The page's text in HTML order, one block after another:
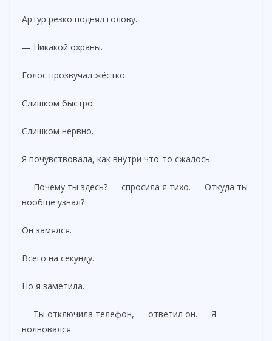
Артур резко поднял голову.
— Никакой охраны.
Голос прозвучал жёстко.
Слишком быстро.
Слишком нервно.
Я почувствовала, как внутри что-то сжалось.
— Почему ты здесь? — спросила я тихо. — Откуда ты
вообще узнал?
Он замялся.
Всего на секунду.
Но я заметила.
— Ты отключила телефон, — ответил он. — Я
волновался.